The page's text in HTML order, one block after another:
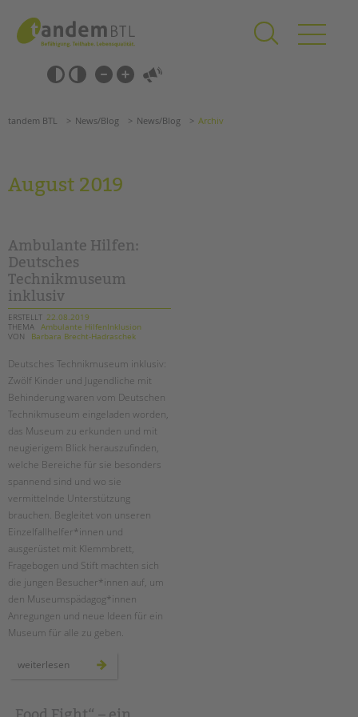
springen
Barrierefrei-
Einstellungen
überspringen
überspringen
Grundschulen
Förderzentren
Kollegs
EFöB
Schulbezogene Sozialarbeit
Tagesgruppen
EINGLIEDERUNGSHILFE
BETREUTES WOHNEN
TANDEM BTL AKADEMIE
Zertfikatskurse
Seminarkalender
Seminarräume
STADTTEILARBEIT
PROFIL | LEITBILD
Bereiche im Überblick
Kinder- und Jugendschutz
Unsere Videos
tandem BTL News/Blog News/Blog Archiv
August 2019
Ambulante Hilfen:
Deutsches
Technikmuseum
inklusiv
ERSTELLT 22.08.2019
THEMA Ambulante HilfenInklusion
VON
Barbara Brecht-Hadraschek
Deutsches Technikmuseum inklusiv:
Zwölf Kinder und Jugendliche mit
Behinderung waren vom Deutschen
Technikmuseum eingeladen worden,
das Museum zu erkunden und mit
neugierigem Blick herauszufinden,
welche Bereiche für sie besonders
spannend sind und wo sie
vermittelnde Unterstützung
brauchen. Begleitet von unseren
Einzelfallhelfer*innen und
ausgerüstet mit Klemmbrett,
Fragebogen und Stift machten sich
die jungen Besucher*innen auf, um
den Museumspädagog*innen
Anregungen und neue Ideen für ein
Museum für alle zu geben.
weiterlesen ambulante